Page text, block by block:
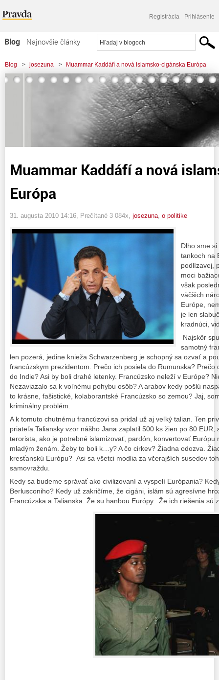
Registrácia Prihlásenie
Blog
Najnovšie články
Najčítanejšie články
Najkomentovanejšie články
Blog > josezuna > Muammar Kaddáfí a nová islamsko-cigánska Európa
Muammar Kaddáfí a nová
Európa
31. augusta 2010 14:16 , Prečítané 3 084x, josezuna o politike
Dlho sme
tankoch na
podlízavej,
moci
však
väčšich
Európe,
je len
kradnúci,
Najskôr
samotný
len pozerá, jedine knieža Schwarzenberg je schopný sa ozvať a
francúzskym prezidentom. Prečo ich posiela do Rumunska?
do Indie? Asi by boli drahé letenky. Francúzsko neleží v Európe?
Nezaviazalo sa k voľnému pohybu osôb? A arabov kedy pošlú
to krásne, fašistické, kolaborantské Francúzsko so zemou? Jaj,
kriminálny problém.
A k tomuto chutnému francúzovi sa pridal už aj veľký talian. Ten
priateľa.Taliansky vzor nášho Jana zaplatil 500 ks žien po 80
terorista, ako je potrebné islamizovať, pardón, konvertovať Európu
mladým ženám. Žeby to boli k…y? A čo cirkev? Žiadna odozva.
kresťanskú Európu? Asi sa všetci modlia za včerajších susedov
samovraždu.
Kedy sa budeme správať ako civilizovaní a vyspelí Európania?
Berlusconiho? Kedy už zakričíme, že cigáni, islám sú agresívne
Francúzska a Talianska. Že su hanbou Európy. Že ich riešenia sú